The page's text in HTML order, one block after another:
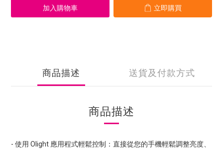
加入購物車 立即購買
商品描述 送貨及付款方式
商品描述
- 使用 Olight 應用程式輕鬆控制：直接從您的手機輕鬆調整亮度、